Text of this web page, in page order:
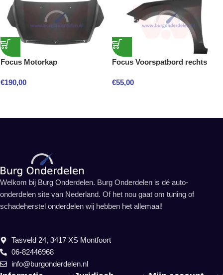
Focus Motorkap
€190,00
Focus Voorspatbord rechts
€55,00
Welkom bij Burg Onderdelen. Burg Onderdelen is dé auto-
onderdelen site van Nederland. Of het nou gaat om tuning of
schadeherstel onderdelen wij hebben het allemaal!
Tasveld 24, 3417 XS Montfoort
06-82446968
info@burgonderdelen.nl